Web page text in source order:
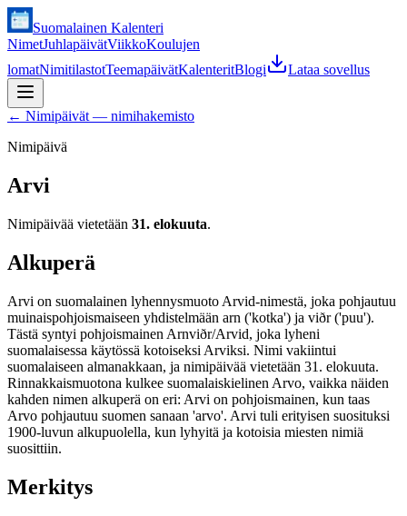
Suomalainen Kalenteri
NimetJuhlapäivätViikkoKoulujen
lomatNimitilastotTeemapäivätKalenteritBlogi Lataa sovellus
← Nimipäivät — nimihakemisto
Nimipäivä
Arvi
Nimipäivää vietetään 31. elokuuta.
Alkuperä
Arvi on suomalainen lyhennysmuoto Arvid-nimestä, joka pohjautuu
muinaispohjoismaiseen yhdistelmään arn ('kotka') ja viðr ('puu').
Tästä syntyi pohjoismainen Arnviðr/Arvid, joka lyheni
suomalaisessa käytössä kotoiseksi Arviksi. Nimi vakiintui
suomalaiseen almanakkaan, ja nimipäivää vietetään 31. elokuuta.
Rinnakkaismuotona kulkee suomalaiskielinen Arvo, vaikka näiden
kahden nimen alkuperä on eri: Arvi on pohjoismainen, kun taas
Arvo pohjautuu suomen sanaan 'arvo'. Arvi tuli erityisen suosituksi
1900-luvun alkupuolella, kun lyhyitä ja kotoisia miesten nimiä
suosittiin.
Merkitys